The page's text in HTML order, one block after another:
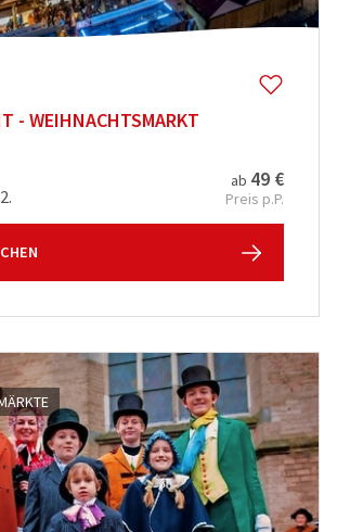
- WEIHNACHTSMARKT
ab 49 €
Preis p.P.